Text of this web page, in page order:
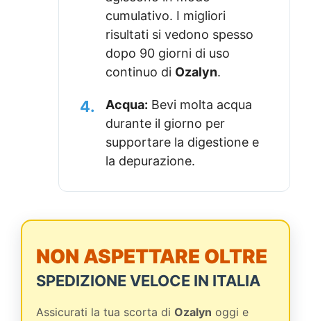
cumulativo. I migliori
risultati si vedono spesso
dopo 90 giorni di uso
continuo di Ozalyn.
4. Acqua: Bevi molta acqua
durante il giorno per
supportare la digestione e
la depurazione.
NON ASPETTARE OLTRE
SPEDIZIONE VELOCE IN ITALIA
Assicurati la tua scorta di Ozalyn oggi e